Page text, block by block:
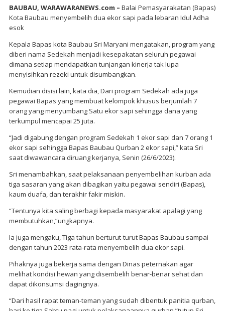
BAUBAU, WARAWARANEWS.com – Balai Pemasyarakatan (Bapas)
Kota Baubau menyembelih dua ekor sapi pada lebaran Idul Adha
esok
Kepala Bapas kota Baubau Sri Maryani mengatakan, program yang
diberi nama Sedekah menjadi kesepakatan seluruh pegawai
dimana setiap mendapatkan tunjangan kinerja tak lupa
menyisihkan rezeki untuk disumbangkan.
Kemudian disisi lain, kata dia, Dari program Sedekah ada juga
pegawai Bapas yang membuat kelompok khusus berjumlah 7
orang yang menyumbang Satu ekor sapi sehingga dana yang
terkumpul mencapai 25 juta.
“Jadi digabung dengan program Sedekah 1 ekor sapi dan 7 orang 1
ekor sapi sehingga Bapas Baubau Qurban 2 ekor sapi,” kata Sri
saat diwawancara diruang kerjanya, Senin (26/6/2023).
Sri menambahkan, saat pelaksanaan penyembelihan kurban ada
tiga sasaran yang akan dibagikan yaitu pegawai sendiri (Bapas),
kaum duafa, dan terakhir fakir miskin.
“Tentunya kita saling berbagi kepada masyarakat apalagi yang
membutuhkan,”ungkapnya.
Ia juga mengaku, Tiga tahun berturut-turut Bapas Baubau sampai
dengan tahun 2023 rata-rata menyembelih dua ekor sapi.
Pihaknya juga bekerja sama dengan Dinas peternakan agar
melihat kondisi hewan yang disembelih benar-benar sehat dan
dapat dikonsumsi dagingnya.
“Dari hasil rapat teman-teman yang sudah dibentuk panitia qurban,